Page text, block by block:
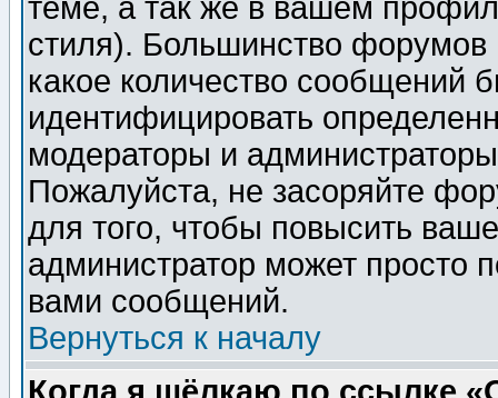
теме, а так же в вашем
стиля). Большинство форумов
какое количество сообщений
идентифицировать
модераторы и
Пожалуйста, не засоряйте
для того, чтобы повысить
администратор может просто
вами сообщений.
Вернуться к началу